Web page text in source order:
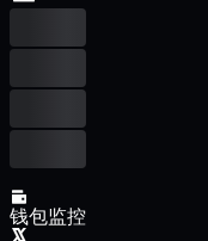
钱包监控